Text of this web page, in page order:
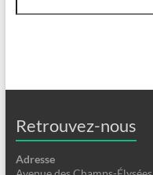
Retrouvez-nous
Adresse